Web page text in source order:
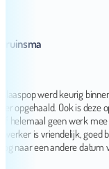
werd keurig binnen de
Ook is deze
geen werk mee
is vriendelijk, goed
een andere datum